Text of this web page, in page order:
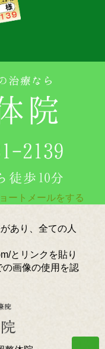
あり、全ての人
とリンクを貼り
の画像の使用を認